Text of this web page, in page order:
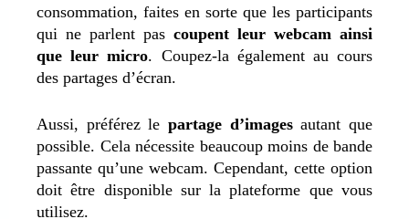
consommation, faites en sorte que les participants
qui ne parlent pas coupent leur webcam ainsi
que leur micro. Coupez-la également au cours
des partages d’écran.
Aussi, préférez le partage d’imagesautant que
possible. Cela nécessite beaucoup moins de bande
passante qu’une webcam. Cependant, cette option
doit être disponible sur la plateforme que vous
utilisez.